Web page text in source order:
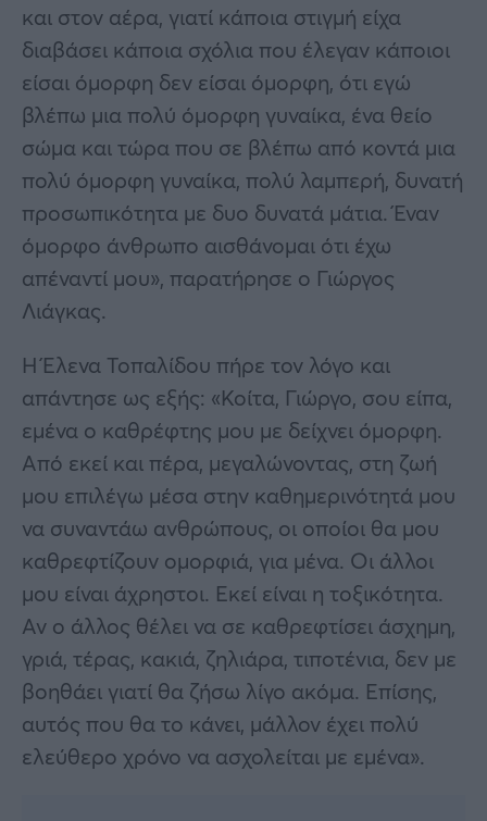
και στον αέρα, γιατί κάποια στιγμή είχα
διαβάσει κάποια σχόλια που έλεγαν κάποιοι
είσαι όμορφη δεν είσαι όμορφη, ότι εγώ
βλέπω μια πολύ όμορφη γυναίκα, ένα θείο
σώμα και τώρα που σε βλέπω από κοντά μια
πολύ όμορφη γυναίκα, πολύ λαμπερή, δυνατή
προσωπικότητα με δυο δυνατά μάτια. Έναν
όμορφο άνθρωπο αισθάνομαι ότι έχω
απέναντί μου», παρατήρησε ο Γιώργος
Λιάγκας.
Η Έλενα Τοπαλίδου πήρε τον λόγο και
απάντησε ως εξής: «Κοίτα, Γιώργο, σου είπα,
εμένα ο καθρέφτης μου με δείχνει όμορφη.
Από εκεί και πέρα, μεγαλώνοντας, στη ζωή
μου επιλέγω μέσα στην καθημερινότητά μου
να συναντάω ανθρώπους, οι οποίοι θα μου
καθρεφτίζουν ομορφιά, για μένα. Οι άλλοι
μου είναι άχρηστοι. Εκεί είναι η τοξικότητα.
Αν ο άλλος θέλει να σε καθρεφτίσει άσχημη,
γριά, τέρας, κακιά, ζηλιάρα, τιποτένια, δεν με
βοηθάει γιατί θα ζήσω λίγο ακόμα. Επίσης,
αυτός που θα το κάνει, μάλλον έχει πολύ
ελεύθερο χρόνο να ασχολείται με εμένα».